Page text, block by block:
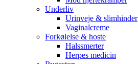
Underliv
Urinveje & slimhinder
Vaginalcreme
Forkølelse & hoste
Halssmerter
Herpes medicin